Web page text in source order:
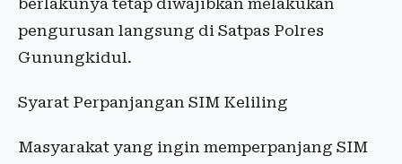
berlakunya tetap diwajibkan melakukan
pengurusan langsung di Satpas Polres
Gunungkidul.
Syarat Perpanjangan SIM Keliling
Masyarakat yang ingin memperpanjang SIM